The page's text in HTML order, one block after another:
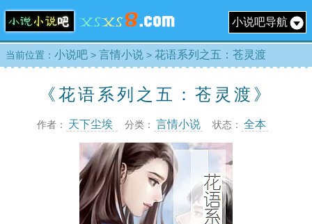
小说吧导航
当前位置： 小说吧 > 言情小说 > 花语系列之五：苍灵渡
《花语系列之五：苍灵渡》
作者： 天下尘埃 分类： 言情小说 状态： 全本